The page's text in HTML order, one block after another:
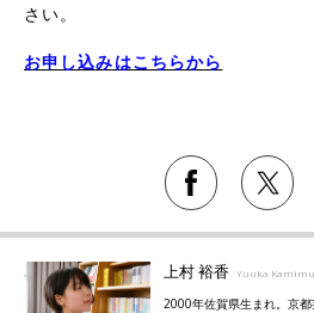
さい。
お申し込みはこちらから
上村 裕香 Yuuka
2000年佐賀県生まれ。京